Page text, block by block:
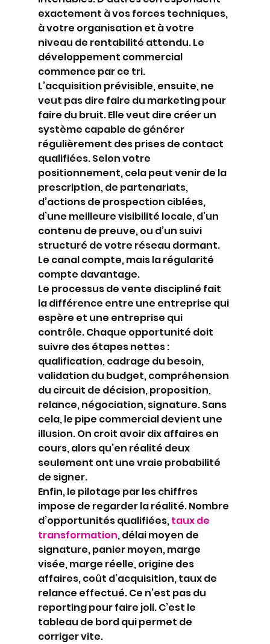
exactement à vos forces techniques,
à votre organisation et à votre
niveau de rentabilité attendu. Le
développement commercial
commence par ce tri.
L’acquisition prévisible, ensuite, ne
veut pas dire faire du marketing pour
faire du bruit. Elle veut dire créer un
système capable de générer
régulièrement des prises de contact
qualifiées. Selon votre
positionnement, cela peut venir de la
prescription, de partenariats,
d’actions de prospection ciblées,
d’une meilleure visibilité locale, d’un
contenu de preuve, ou d’un suivi
structuré de votre réseau dormant.
Le canal compte, mais la régularité
compte davantage.
Le processus de vente discipliné fait
la différence entre une entreprise qui
espère et une entreprise qui
contrôle. Chaque opportunité doit
suivre des étapes nettes :
qualification, cadrage du besoin,
validation du budget, compréhension
du circuit de décision, proposition,
relance, négociation, signature. Sans
cela, le pipe commercial devient une
illusion. On croit avoir dix affaires en
cours, alors qu’en réalité deux
seulement ont une vraie probabilité
de signer.
Enfin, le pilotage par les chiffres
impose de regarder la réalité. Nombre
d’opportunités qualifiées, taux de
transformation, délai moyen de
signature, panier moyen, marge
visée, marge réelle, origine des
affaires, coût d’acquisition, taux de
relance effectué. Ce n’est pas du
reporting pour faire joli. C’est le
tableau de bord qui permet de
corriger vite.